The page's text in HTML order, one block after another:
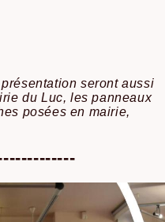
seront aussi
du Luc, les panneaux
posées en mairie,